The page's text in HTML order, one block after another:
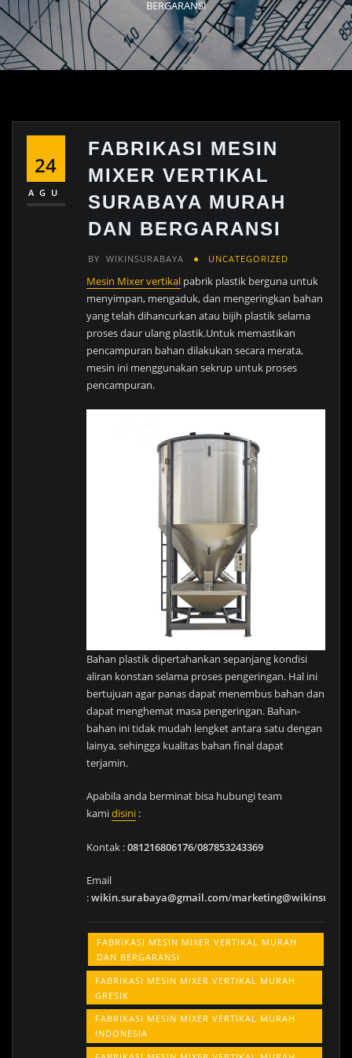
BERGARANSI
24
AGU
FABRIKASI MESIN
MIXER VERTIKAL
SURABAYA MURAH
DAN BERGARANSI
BY WIKINSURABAYA UNCATEGORIZED
Mesin Mixer vertikal pabrik plastik berguna untuk
menyimpan, mengaduk, dan mengeringkan bahan
yang telah dihancurkan atau bijih plastik selama
proses daur ulang plastik.Untuk memastikan
pencampuran bahan dilakukan secara merata,
mesin ini menggunakan sekrup untuk proses
pencampuran.
Bahan plastik dipertahankan sepanjang kondisi
aliran konstan selama proses pengeringan. Hal ini
bertujuan agar panas dapat menembus bahan dan
dapat menghemat masa pengeringan. Bahan-
bahan ini tidak mudah lengket antara satu dengan
lainya, sehingga kualitas bahan final dapat
terjamin.
Apabila anda berminat bisa hubungi team
kamidisini :
Kontak :081216806176/087853243369
Email
:wikin.surabaya@gmail.com/
FABRIKASI MESIN MIXER VERTIKAL MURAH
DAN BERGARANSI
FABRIKASI MESIN MIXER VERTIKAL MURAH
GRESIK
FABRIKASI MESIN MIXER VERTIKAL MURAH
INDONESIA